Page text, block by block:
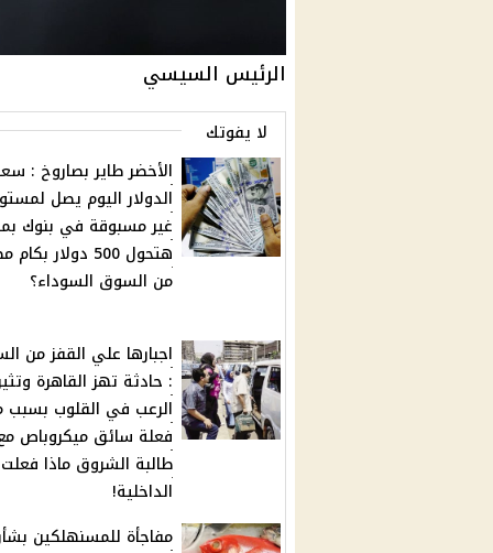
الرئيس السيسي
لا يفوتك
الأخضر طاير بصاروخ :
الدولار اليوم يصل
غير مسبوقة في بنوك
هتحول 500 دولار
من السوق السوداء؟
اجبارها علي القفز من
: حادثة تهز القاهرة
الرعب في القلوب بسبب
فعلة سائق ميكروباص
طالبة الشروق ماذا فعلت
الداخلية!
مفاجأة للمسنهلكين